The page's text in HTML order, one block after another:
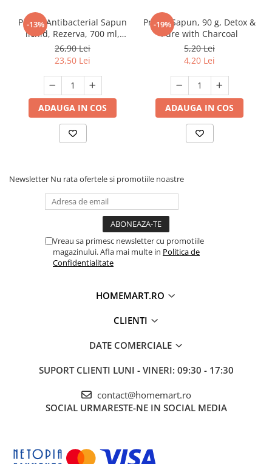
-13%
Protex Antibacterial Sapun
lichid, Rezerva, 700 ml,
Fresh
26,90 Lei
23,50 Lei
ADAUGA IN COS
-19%
Protex Sapun, 90 g, Detox &
Pure with Charcoal
5,20 Lei
4,20 Lei
ADAUGA IN COS
Newsletter Nu rata ofertele si promotiile noastre
Vreau sa primesc newsletter cu promotiile
magazinului. Afla mai multe in Politica de
Confidentialitate
HOMEMART.RO
CLIENTI
DATE COMERCIALE
SUPORT CLIENTI LUNI - VINERI: 09:30 - 17:30
contact@homemart.ro
SOCIAL URMARESTE-NE IN SOCIAL MEDIA